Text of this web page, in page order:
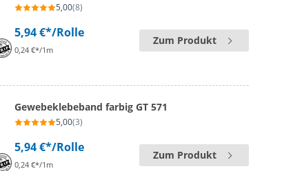
5,00(8)
5,94 €*/Rolle
0,24 €*/1m
Zum Produkt
Gewebeklebeband farbig GT 571
5,00(3)
5,94 €*/Rolle
0,24 €*/1m
Zum Produkt